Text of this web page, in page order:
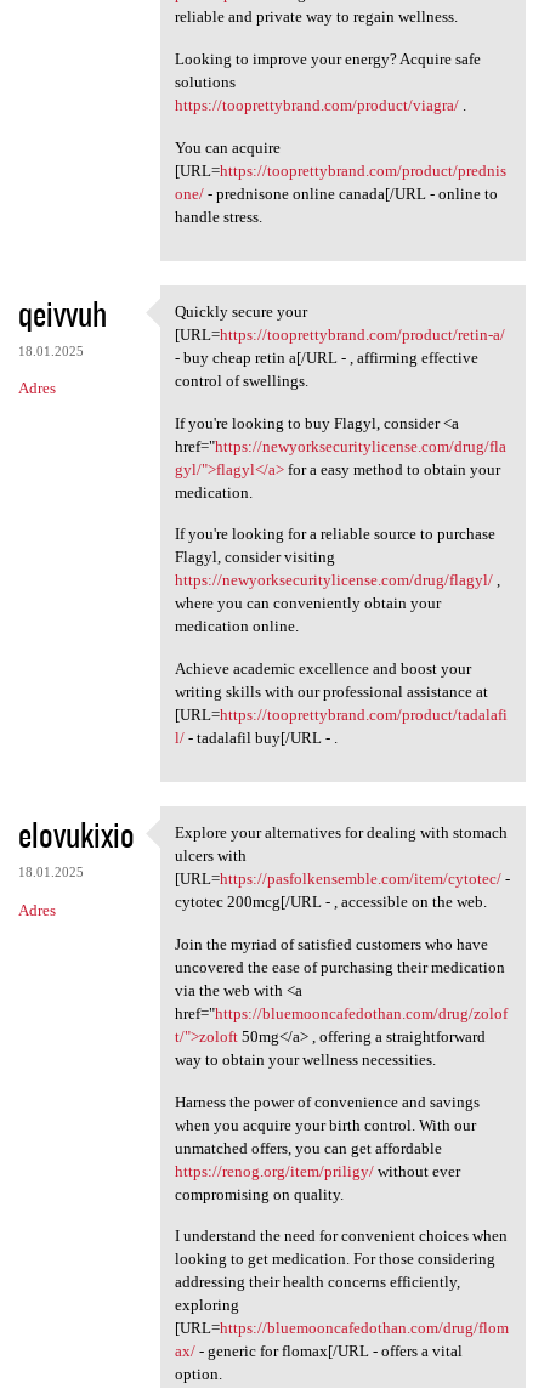
reliable and private way to regain wellness.
Looking to improve your energy? Acquire safe
solutions
https://tooprettybrand.com/product/viagra/.
You can acquire
[URL=https://tooprettybrand.com/product/prednis
one/- prednisone online canada[/URL - online to
handle stress.
qeivvuh
18.01.2025
Adres
Quickly secure your [URL
Quickly secure your
[URL=https://tooprettybrand.com/product/retin-a/
- buy cheap retin a[/URL - , affirming effective
control of swellings.
If you're looking to buy Flagyl, consider <a
href="https://newyorksecuritylicense.com/drug/fla
gyl/">flagyl</a>for a easy method to obtain your
medication.
If you're looking for a reliable source to purchase
Flagyl, consider visiting
https://newyorksecuritylicense.com/drug/flagyl/,
where you can conveniently obtain your
medication online.
Achieve academic excellence and boost your
writing skills with our professional assistance at
[URL=https://tooprettybrand.com/product/tadalafi
l/- tadalafil buy[/URL - .
elovukixio
18.01.2025
Adres
Explore your alternatives for
Explore your alternatives for dealing with stomach
ulcers with
[URL=https://pasfolkensemble.com/item/cytotec/-
cytotec 200mcg[/URL - , accessible on the web.
Join the myriad of satisfied customers who have
uncovered the ease of purchasing their medication
via the web with <a
href="https://bluemooncafedothan.com/drug/zolof
t/">zoloft50mg</a> , offering a straightforward
way to obtain your wellness necessities.
Harness the power of convenience and savings
when you acquire your birth control. With our
unmatched offers, you can get affordable
https://renog.org/item/priligy/without ever
compromising on quality.
I understand the need for convenient choices when
looking to get medication. For those considering
addressing their health concerns efficiently,
exploring
[URL=https://bluemooncafedothan.com/drug/flom
ax/- generic for flomax[/URL - offers a vital
option.